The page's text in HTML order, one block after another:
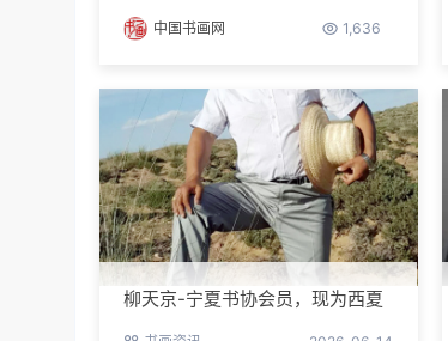
中国书画网 1,636
柳天京-宁夏书协会员，现为西夏